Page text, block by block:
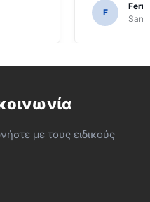
F
με τους ειδικούς